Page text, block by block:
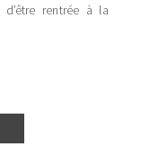
rentrée à la